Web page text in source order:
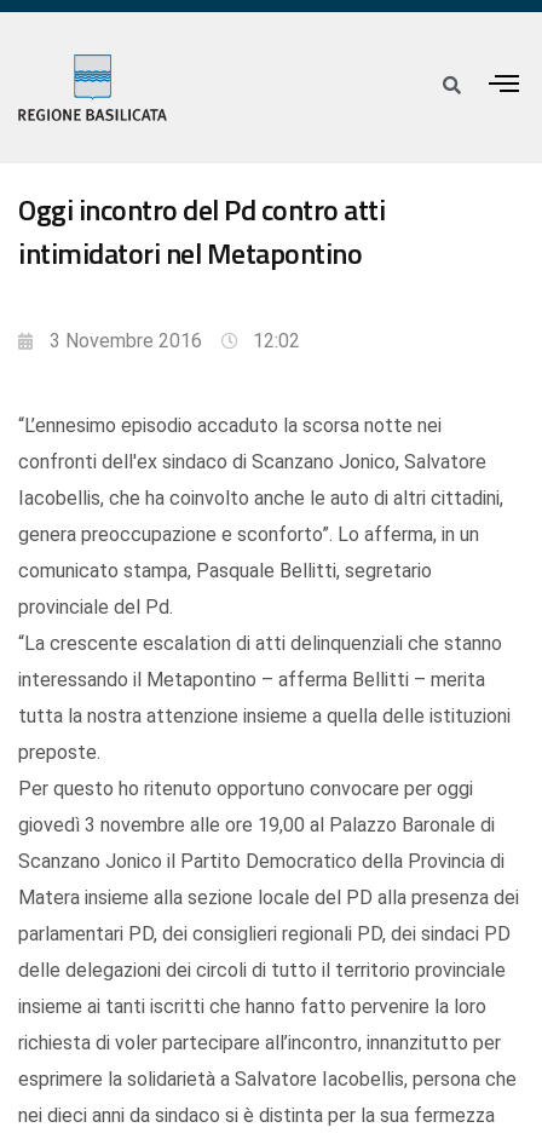
Oggi incontro del Pd contro atti
intimidatori nel Metapontino
3 Novembre 2016 12:02
“L’ennesimo episodio accaduto la scorsa notte nei
confronti dell'ex sindaco di Scanzano Jonico, Salvatore
Iacobellis, che ha coinvolto anche le auto di altri cittadini,
genera preoccupazione e sconforto”. Lo afferma, in un
comunicato stampa, Pasquale Bellitti, segretario
provinciale del Pd.
“La crescente escalation di atti delinquenziali che stanno
interessando il Metapontino – afferma Bellitti – merita
tutta la nostra attenzione insieme a quella delle istituzioni
preposte.
Per questo ho ritenuto opportuno convocare per oggi
giovedì 3 novembre alle ore 19,00 al Palazzo Baronale di
Scanzano Jonico il Partito Democratico della Provincia di
Matera insieme alla sezione locale del PD alla presenza dei
parlamentari PD, dei consiglieri regionali PD, dei sindaci PD
delle delegazioni dei circoli di tutto il territorio provinciale
insieme ai tanti iscritti che hanno fatto pervenire la loro
richiesta di voler partecipare all’incontro, innanzitutto per
esprimere la solidarietà a Salvatore Iacobellis, persona che
nei dieci anni da sindaco si è distinta per la sua fermezza